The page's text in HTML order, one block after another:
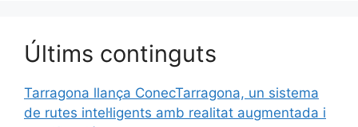
Últims continguts
Tarragona llança ConecTarragona, un sistema
de rutes intel·ligents amb realitat augmentada i